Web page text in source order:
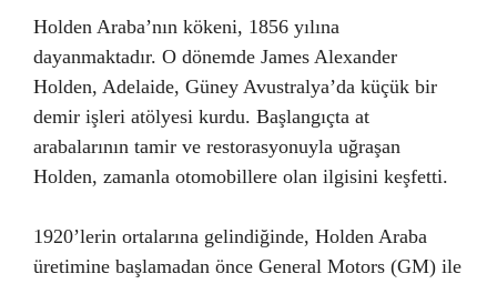
Holden Araba’nın kökeni, 1856 yılına
dayanmaktadır. O dönemde James Alexander
Holden, Adelaide, Güney Avustralya’da küçük bir
demir işleri atölyesi kurdu. Başlangıçta at
arabalarının tamir ve restorasyonuyla uğraşan
Holden, zamanla otomobillere olan ilgisini keşfetti.
1920’lerin ortalarına gelindiğinde, Holden Araba
üretimine başlamadan önce General Motors (GM) ile